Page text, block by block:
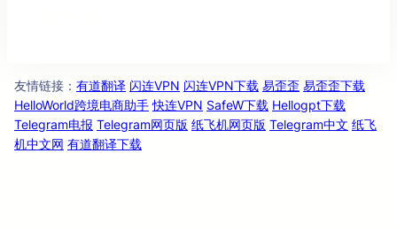
友情链接 ： 有道翻译 闪连VPN 闪连VPN下载 易歪歪 易歪歪下载
HelloWorld跨境电商助手 快连VPN SafeW下载 Hellogpt下载
Telegram电报 Telegram网页版 纸飞机网页版 Telegram中文 纸飞
机中文网 有道翻译下载